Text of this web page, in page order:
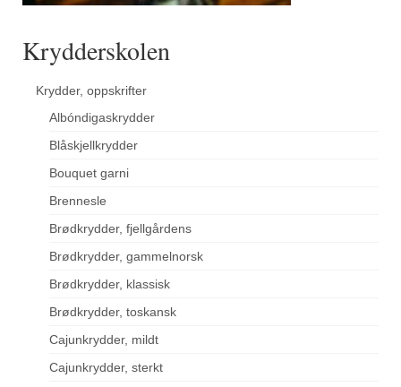
Krydderskolen
Krydder, oppskrifter
Albóndigaskrydder
Blåskjellkrydder
Bouquet garni
Brennesle
Brødkrydder, fjellgårdens
Brødkrydder, gammelnorsk
Brødkrydder, klassisk
Brødkrydder, toskansk
Cajunkrydder, mildt
Cajunkrydder, sterkt